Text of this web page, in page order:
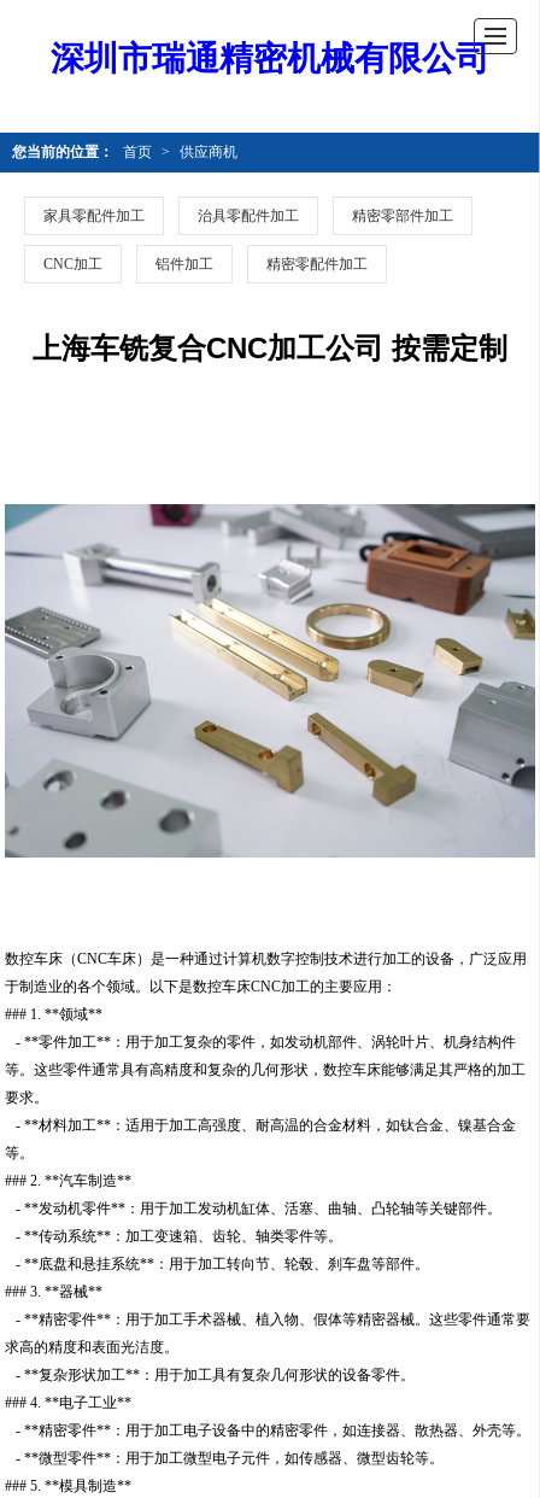
深圳市瑞通精密机械有限公司
您当前的位置： 首页 > 供应商机
家具零配件加工 治具零配件加工 精密零部件加工
CNC加工 铝件加工 精密零配件加工
上海车铣复合CNC加工公司 按需定制
数控车床（CNC车床）是一种通过计算机数字控制技术进行加工的设备，广泛应用
于制造业的各个领域。以下是数控车床CNC加工的主要应用：
### 1. **领域**
- **零件加工**：用于加工复杂的零件，如发动机部件、涡轮叶片、机身结构件
等。这些零件通常具有高精度和复杂的几何形状，数控车床能够满足其严格的加工
要求。
- **材料加工**：适用于加工高强度、耐高温的合金材料，如钛合金、镍基合金
等。
### 2. **汽车制造**
- **发动机零件**：用于加工发动机缸体、活塞、曲轴、凸轮轴等关键部件。
- **传动系统**：加工变速箱、齿轮、轴类零件等。
- **底盘和悬挂系统**：用于加工转向节、轮毂、刹车盘等部件。
### 3. **器械**
- **精密零件**：用于加工手术器械、植入物、假体等精密器械。这些零件通常要
求高的精度和表面光洁度。
- **复杂形状加工**：用于加工具有复杂几何形状的设备零件。
### 4. **电子工业**
- **精密零件**：用于加工电子设备中的精密零件，如连接器、散热器、外壳等。
- **微型零件**：用于加工微型电子元件，如传感器、微型齿轮等。
### 5. **模具制造**